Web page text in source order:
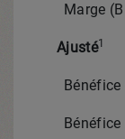
Marge
Ajusté1